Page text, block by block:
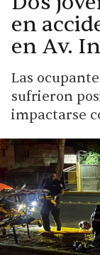
en
en Av.
Las
sufrieron
impactarse